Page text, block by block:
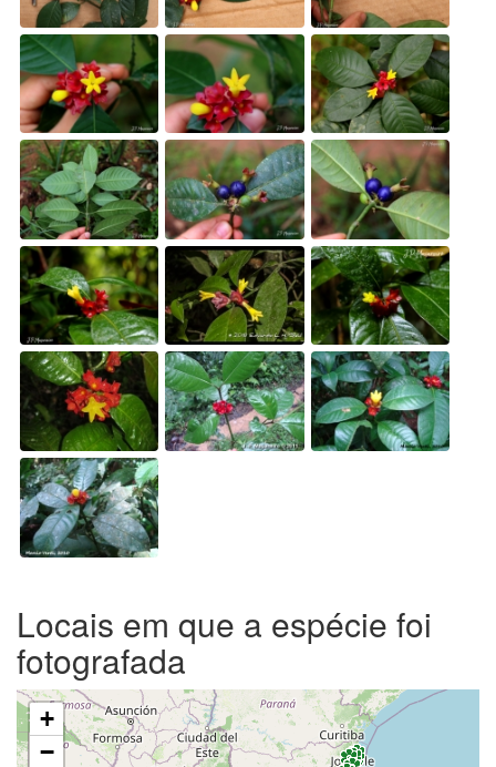
Locais em que a espécie foi
fotografada
+
−